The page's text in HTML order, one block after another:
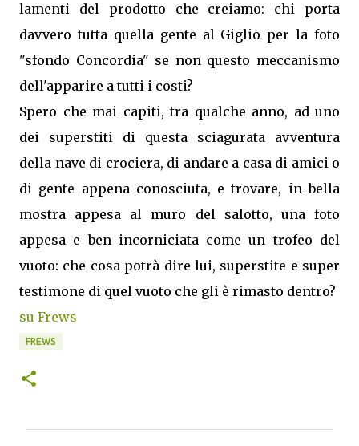
lamenti del prodotto che creiamo: chi porta
davvero tutta quella gente al Giglio per la foto
"sfondo Concordia" se non questo meccanismo
dell'apparire a tutti i costi?
Spero che mai capiti, tra qualche anno, ad uno
dei superstiti di questa sciagurata avventura
della nave di crociera, di andare a casa di amici o
di gente appena conosciuta, e trovare, in bella
mostra appesa al muro del salotto, una foto
appesa e ben incorniciata come un trofeo del
vuoto: che cosa potrà dire lui, superstite e super
testimone di quel vuoto che gli è rimasto dentro?
su Frews
FREWS